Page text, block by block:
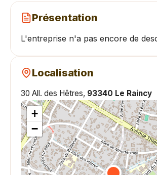
Présentation
L'entreprise n'a pas encore de
Localisation
30 All. des Hêtres, 93340 Le Raincy
+
−